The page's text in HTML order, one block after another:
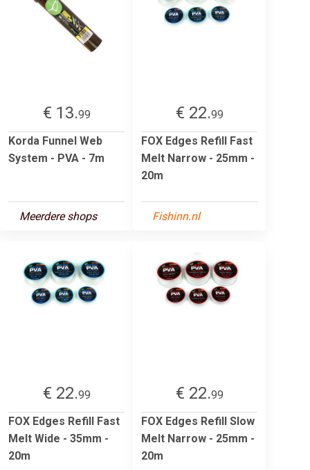
€ 13.99
Korda Funnel Web
System - PVA - 7m
Meerdere shops
€ 22.99
FOX Edges Refill Fast
Melt Narrow - 25mm -
20m
Fishinn.nl
€ 22.99
FOX Edges Refill Fast
Melt Wide - 35mm -
20m
€ 22.99
FOX Edges Refill Slow
Melt Narrow - 25mm -
20m